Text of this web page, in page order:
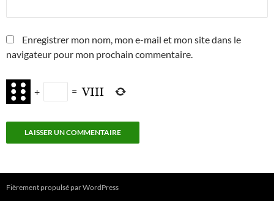
Enregistrer mon nom, mon e-mail et mon site dans le
navigateur pour mon prochain commentaire.
+ =
Fièrement propulsé par WordPress